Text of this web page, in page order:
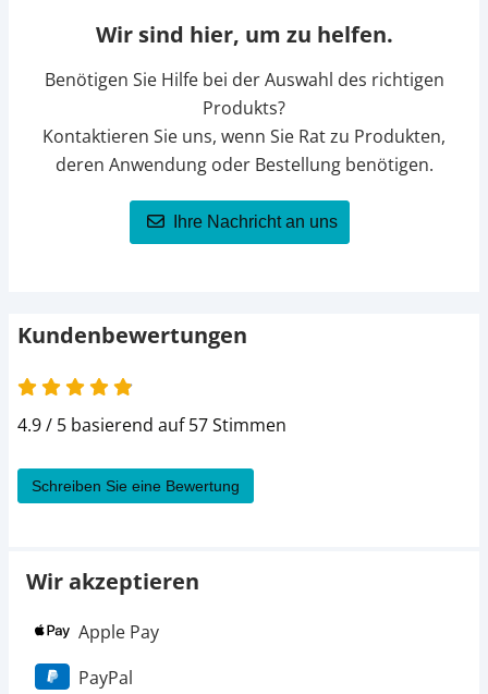
Wir sind hier, um zu helfen.
Benötigen Sie Hilfe bei der Auswahl des richtigen
Produkts?
Kontaktieren Sie uns, wenn Sie Rat zu Produkten,
deren Anwendung oder Bestellung benötigen.
Ihre Nachricht an uns
Kundenbewertungen
4.9 / 5 basierend auf 57 Stimmen
Schreiben Sie eine Bewertung
Wir akzeptieren
Apple Pay
PayPal